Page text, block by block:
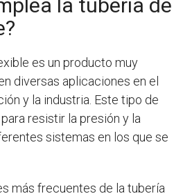
la tubería de
es un producto muy
diversas aplicaciones en el
y la industria. Este tipo de
resistir la presión y la
sistemas en los que se
más frecuentes de la tubería